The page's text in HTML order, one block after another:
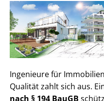
Ingenieure für
Qualität zahlt sich aus.
nach § 194 BauGB